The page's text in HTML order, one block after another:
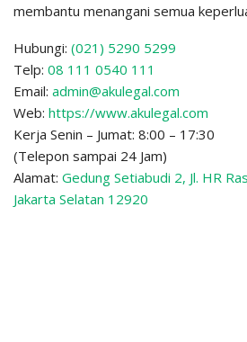
membantu menangani semua
Hubungi: (021) 5290 5299
Telp: 08 111 0540 111
Email: admin@akulegal.com
Web: https://www.akulegal.com
Kerja Senin – Jumat: 8:00 – 17:30
(Telepon sampai 24 Jam)
Alamat: Gedung Setiabudi 2, Jl. HR
Jakarta Selatan 12920